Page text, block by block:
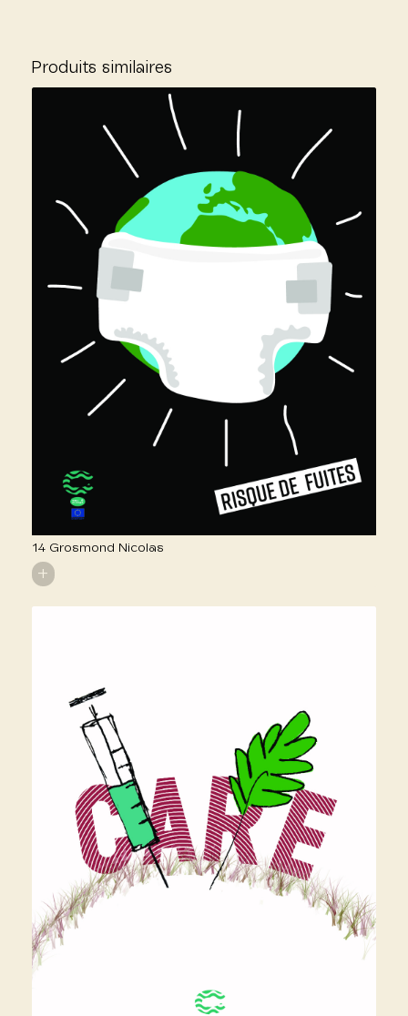
Produits similaires
14 Grosmond Nicolas
+